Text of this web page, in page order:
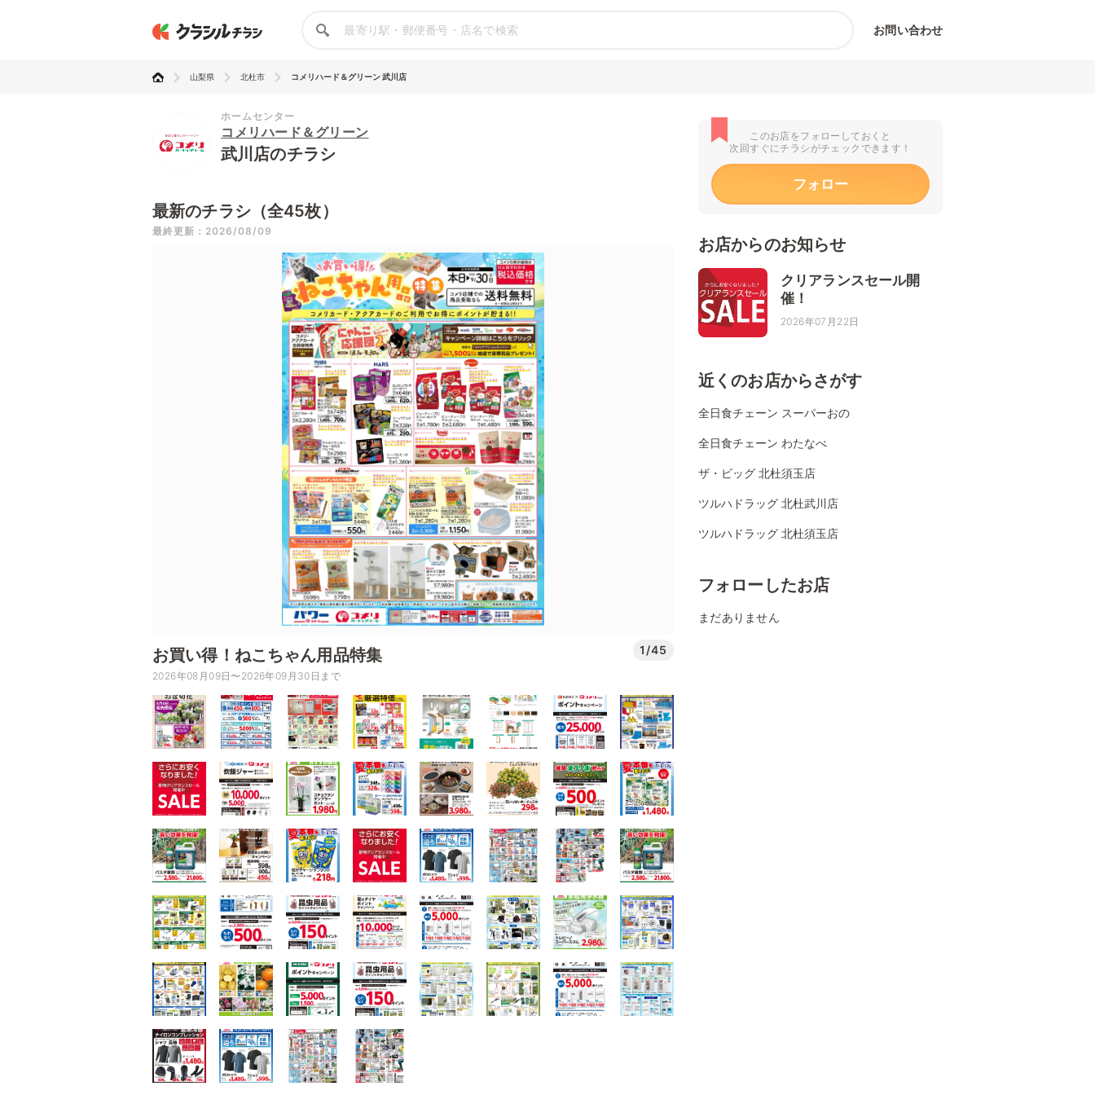
お問い合わせ
山梨県 北杜市 コメリハード＆グリーン 武川店
ホームセンター
コメリハード＆グリーン
武川店のチラシ
最新のチラシ（全45枚）
最終更新：2026/08/09
お買い得！ねこちゃん用品特集 1/45
2026年08月09日〜2026年09月30日まで
このお店をフォローしておくと
次回すぐにチラシがチェックできます！
フォロー
お店からのお知らせ
クリアランスセール開
催！
2026年07月22日
近くのお店からさがす
全日食チェーン スーパーおの
全日食チェーン わたなべ
ザ・ビッグ 北杜須玉店
ツルハドラッグ 北杜武川店
ツルハドラッグ 北杜須玉店
フォローしたお店
まだありません